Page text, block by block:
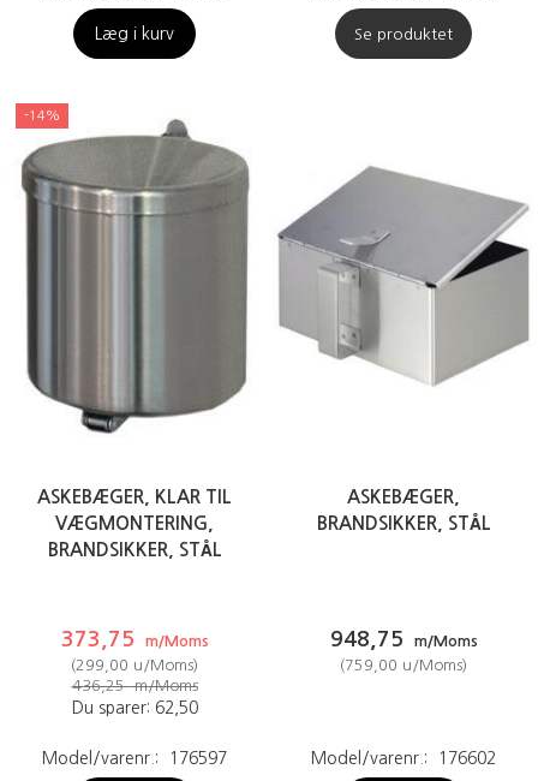
Læg i kurv Se produktet
-14%
ASKEBÆGER, KLAR TIL
VÆGMONTERING,
BRANDSIKKER, STÅL
373,75
m/Moms
(299,00 u/Moms)
436,25m/Moms
Du sparer: 62,50
Model/varenr.: 176597
ASKEBÆGER,
BRANDSIKKER, STÅL
948,75
m/Moms
(759,00 u/Moms)
Model/varenr.: 176602